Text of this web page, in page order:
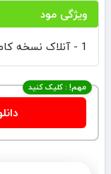
ویژگی مود
1 - آنلاک نسخه کامل بازی
مهم! : کلیک کنید